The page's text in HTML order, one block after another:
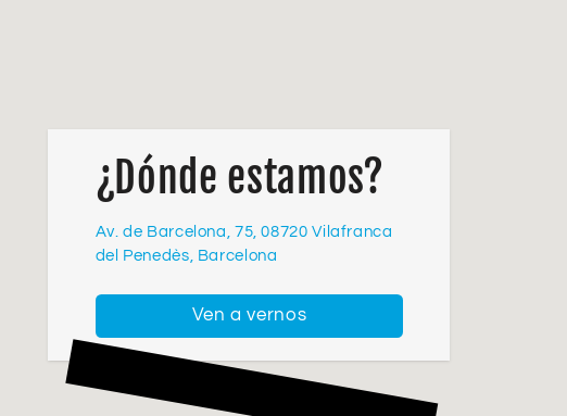
¿Dónde estamos?
Av. de Barcelona, 75, 08720 Vilafranca
del Penedès, Barcelona
Ven a vernos